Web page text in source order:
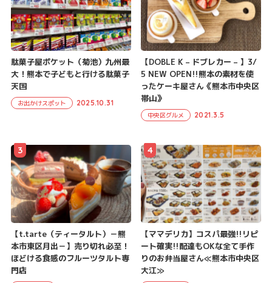
駄菓子屋ポケット（菊池）九州最
大！熊本で子どもと行ける駄菓子
天国
お出かけスポット 2025.10.31
【DOBLE K – ドブレカー – 】3/
5 NEW OPEN!!熊本の素材を使
ったケーキ屋さん《熊本市中央区
帯山》
中央区グルメ 2021.3.5
【t.tarte（ティータルト）－熊
本市東区月出－】売り切れ必至！
ほどける食感のフルーツタルト専
門店
3
【ママデリカ】コスパ最強!!リピ
ート確実!!配達もOKな全て手作
りのお弁当屋さん≪熊本市中央区
大江≫
4